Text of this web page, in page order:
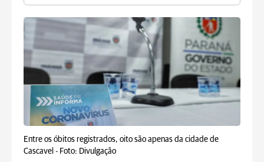
Entre os óbitos registrados, oito são apenas da cidade de
Cascavel - Foto: Divulgação